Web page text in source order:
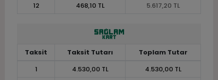
12
468,10 TL 5.617,20 TL
Taksit Taksit Tutarı
Toplam Tutar
1
4.530,00 TL
4.530,00 TL